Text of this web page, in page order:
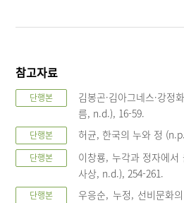
참고자료
단행본
김봉곤·김아그네스·강
름, n.d.), 16-59.
단행본 허균, 한국의 누와 정
단행본
이창룡, 누각과 정자에
사상, n.d.), 254-261.
단행본
우응순, 누정, 선비문화